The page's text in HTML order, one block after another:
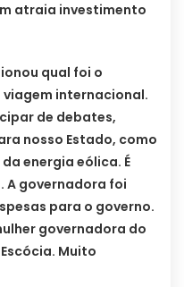
atraia investimento
qual foi o
viagem internacional.
de debates,
nosso Estado, como
energia eólica. É
A governadora foi
para o governo.
governadora do
Muito